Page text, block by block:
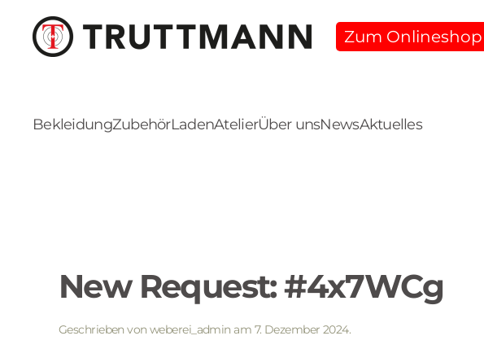
Skip
Zum Onlineshop
BekleidungZubehörLadenAtelierÜber unsNewsAktuelles
New Request: #4x7WCg
Geschrieben vonweberei_admin am 7. Dezember 2024.